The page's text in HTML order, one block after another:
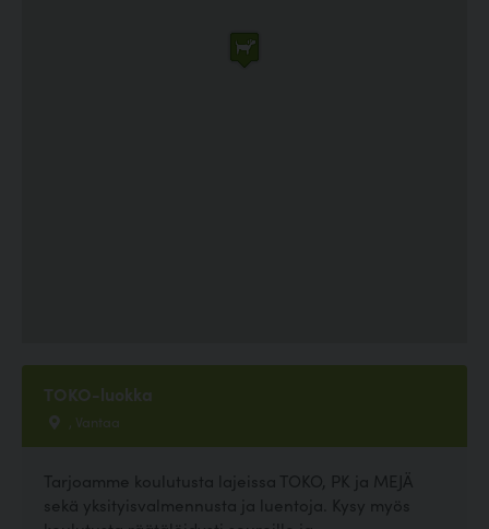
TOKO-luokka
, Vantaa
Tarjoamme koulutusta lajeissa TOKO, PK ja MEJÄ
sekä yksityisvalmennusta ja luentoja. Kysy myös